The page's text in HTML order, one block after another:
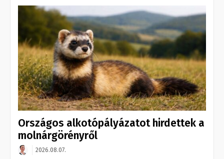
Országos alkotópályázatot hirdettek a
molnárgörényről
2026.08.07.